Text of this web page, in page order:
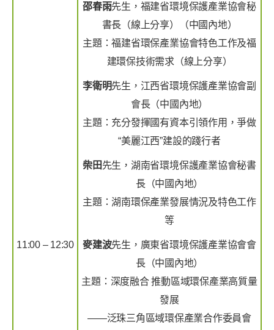
11:00 – 12:30
邵春雨先生，福建省環境保護產業協會秘
書長（線上分享）（中國內地）
主題：福建省環保產業協會特色工作及福
建環保技術需求（線上分享）
李衛明先生，江西省環境保護產業協會副
會長（中國內地）
主題：充分發揮國有資本引領作用，爭做
“美麗江西”建設的踐行者
柴田先生，湖南省環境保護產業協會秘書
長（中國內地）
主題：湖南環保產業發展情況及特色工作
等
麥建波先生，廣東省環境保護產業協會會
長（中國內地）
主題：深度融合 推動區域環保產業高質量
發展
——泛珠三角區域環保產業合作委員會